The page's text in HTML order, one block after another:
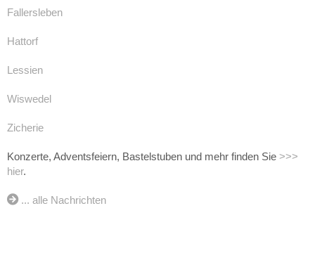
Fallersleben
Hattorf
Lessien
Wiswedel
Zicherie
Konzerte, Adventsfeiern, Bastelstuben und mehr finden Sie >>>
hier.
... alle Nachrichten